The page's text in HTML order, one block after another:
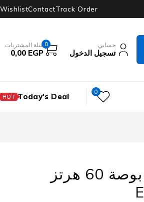
Track Order
Contact
Wishlist
حسابي
تسجيل الدخول
0 سلة المشتريات
0,00 EGP
0
Today's Deal
HOT
شاشة ديل مسطحة 27 بوصة 60 هرتز